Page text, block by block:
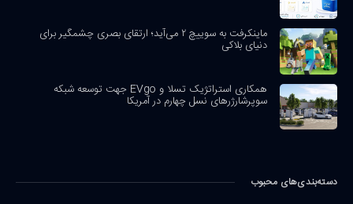
ماینکرفت به سوییچ ۲ می‌آید؛ ارتقای بصری چشمگیر برای
دنیای بلاکی
همکاری استراتژیک تسلا و EVgo جهت توسعه شبکه
سوپرشارژرهای نسل چهارم در آمریکا
دسته‌بندی‌های محبوب